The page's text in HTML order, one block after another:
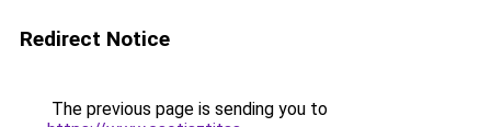
Redirect Notice
The previous page is sending you to